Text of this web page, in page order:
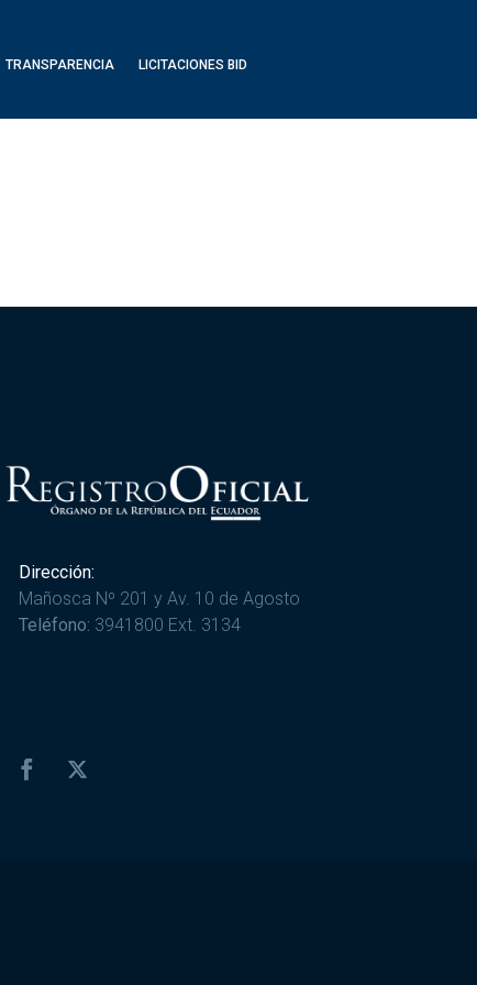
TRANSPARENCIA LICITACIONES BID
Dirección:
Mañosca Nº 201 y Av. 10 de Agosto
Teléfono: 3941800 Ext. 3134